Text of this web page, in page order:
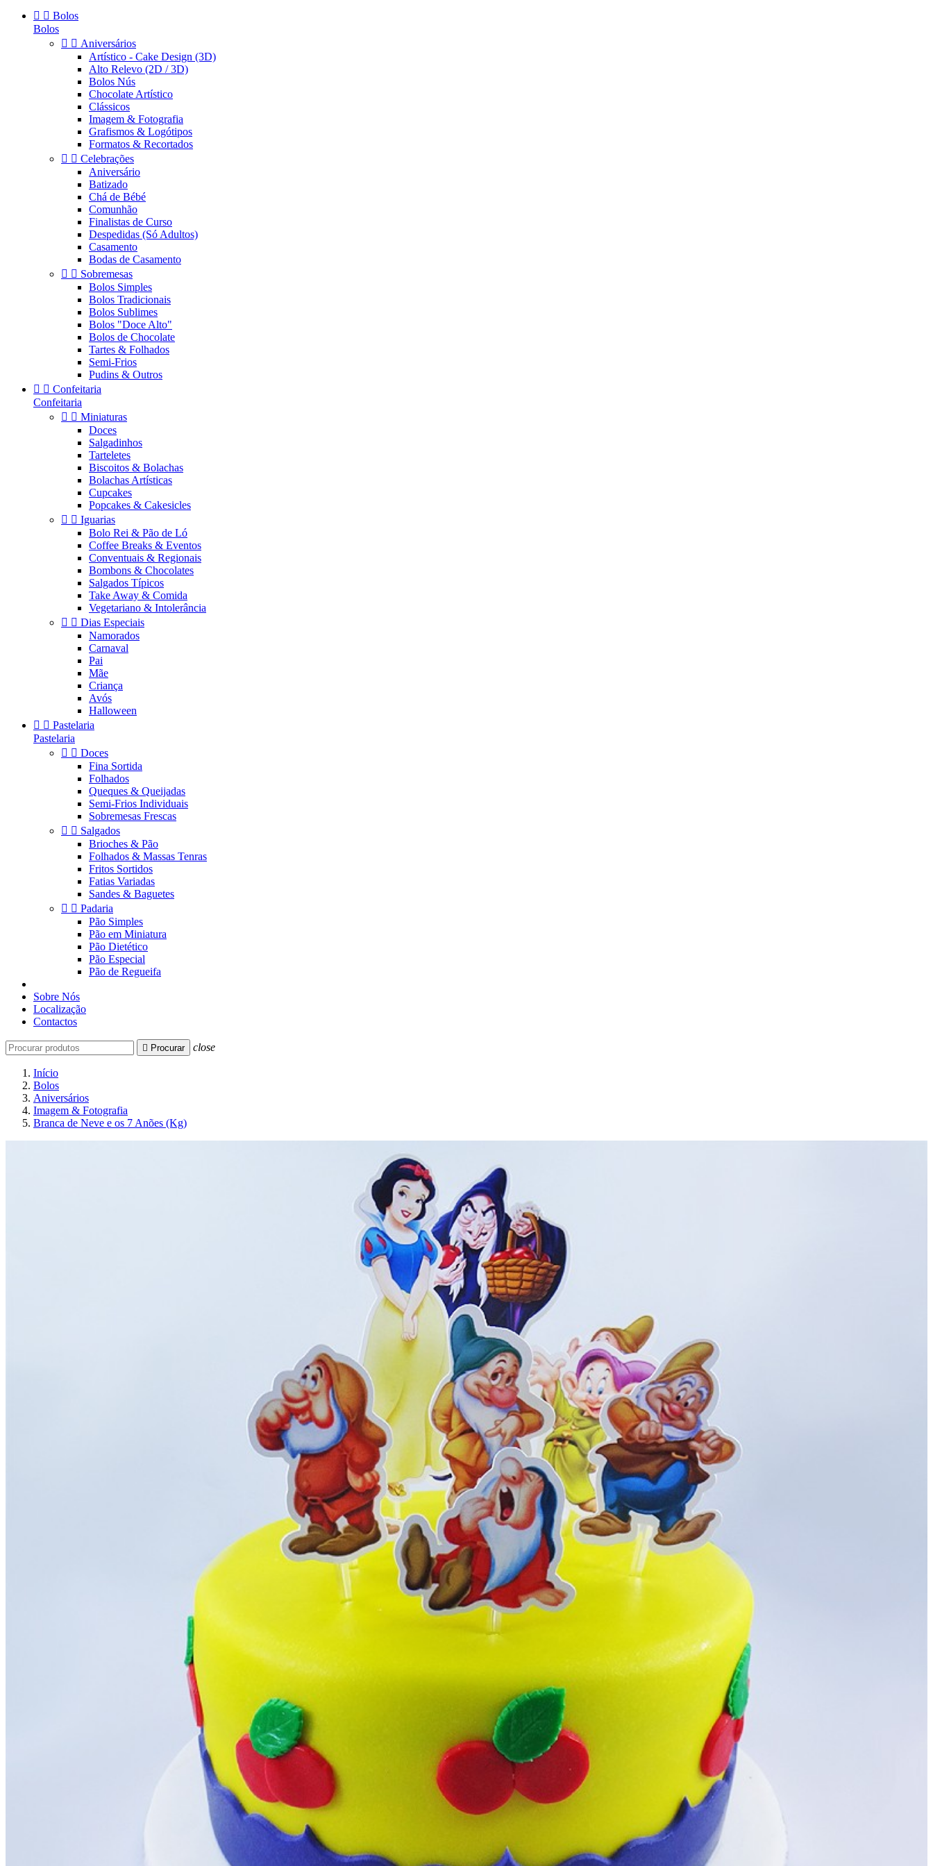
  Bolos
Bolos
  Aniversários
Artístico - Cake Design (3D)
Alto Relevo (2D / 3D)
Bolos Nús
Chocolate Artístico
Clássicos
Imagem & Fotografia
Grafismos & Logótipos
Formatos & Recortados
  Celebrações
Aniversário
Batizado
Chá de Bébé
Comunhão
Finalistas de Curso
Despedidas (Só Adultos)
Casamento
Bodas de Casamento
  Sobremesas
Bolos Simples
Bolos Tradicionais
Bolos Sublimes
Bolos "Doce Alto"
Bolos de Chocolate
Tartes & Folhados
Semi-Frios
Pudins & Outros
  Confeitaria
Confeitaria
  Miniaturas
Doces
Salgadinhos
Tarteletes
Biscoitos & Bolachas
Bolachas Artísticas
Cupcakes
Popcakes & Cakesicles
  Iguarias
Bolo Rei & Pão de Ló
Coffee Breaks & Eventos
Conventuais & Regionais
Bombons & Chocolates
Salgados Típicos
Take Away & Comida
Vegetariano & Intolerância
  Dias Especiais
Namorados
Carnaval
Pai
Mãe
Criança
Avós
Halloween
  Pastelaria
Pastelaria
  Doces
Fina Sortida
Folhados
Queques & Queijadas
Semi-Frios Individuais
Sobremesas Frescas
  Salgados
Brioches & Pão
Folhados & Massas Tenras
Fritos Sortidos
Fatias Variadas
Sandes & Baguetes
  Padaria
Pão Simples
Pão em Miniatura
Pão Dietético
Pão Especial
Pão de Regueifa
Sobre Nós
Localização
Contactos
 Procurar close
Início
Bolos
Aniversários
Imagem & Fotografia
Branca de Neve e os 7 Anões (Kg)